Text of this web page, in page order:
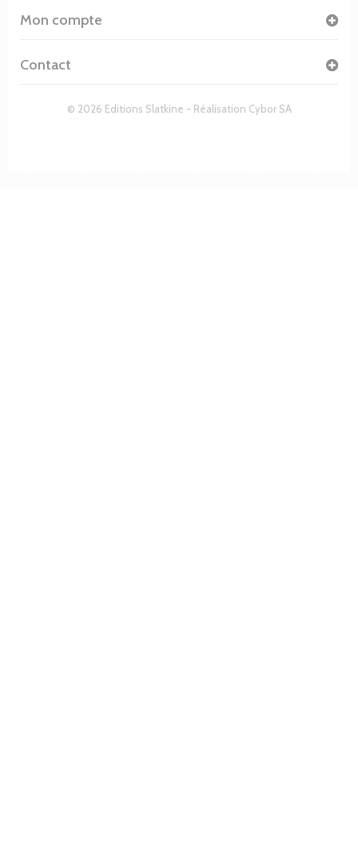
© 2026 Editions Slatkine - Réalisation Cybor SA
Mon compte
Contact